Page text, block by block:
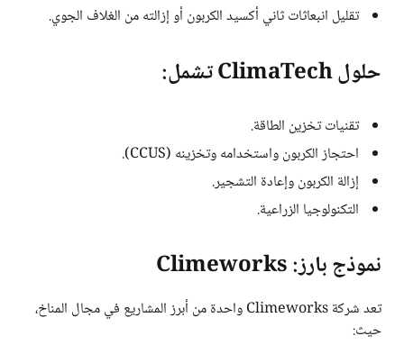
تقليل انبعاثات ثاني أكسيد الكربون أو إزالته من الغلاف الجوي.
حلول ClimaTech تشمل:
تقنيات تخزين الطاقة.
احتجاز الكربون واستخدامه وتخزينه (CCUS).
إزالة الكربون وإعادة التشجير.
التكنولوجيا الزراعية.
نموذج بارز: Climeworks
تعد شركة Climeworks واحدة من أبرز المشاريع في مجال المناخ،
حيث: